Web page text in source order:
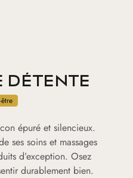
DÉTENTE
épuré et silencieux.
ses soins et massages
d’exception. Osez
durablement bien.